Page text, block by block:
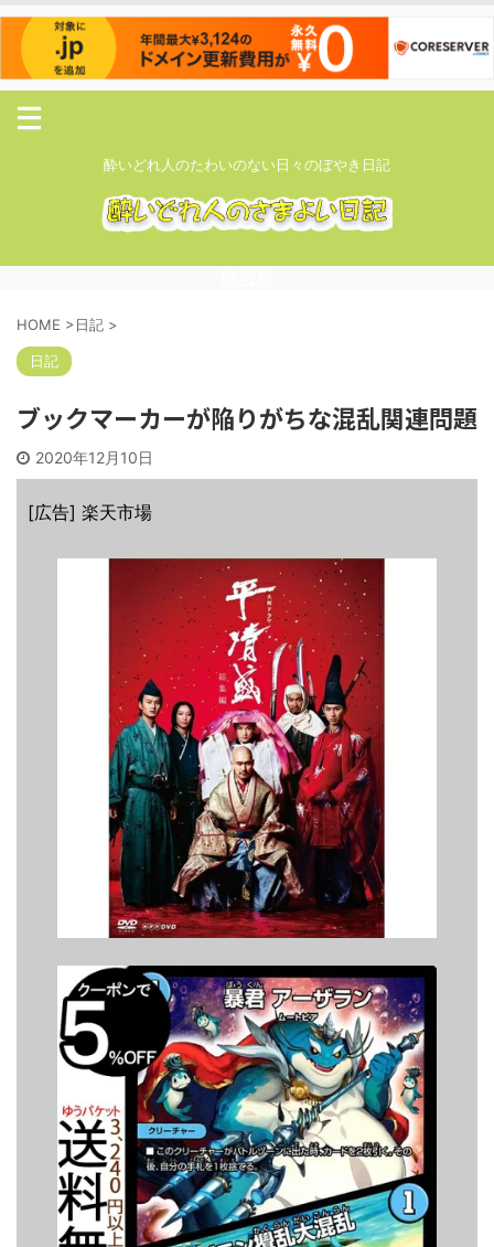
酔いどれ人のたわいのない日々のぼやき日記
HOME >日記 >
日記
ブックマーカーが陥りがちな混乱関連問題
2020年12月10日
[広告] 楽天市場